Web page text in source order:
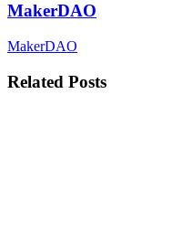
MakerDAO
MakerDAO
Related Posts